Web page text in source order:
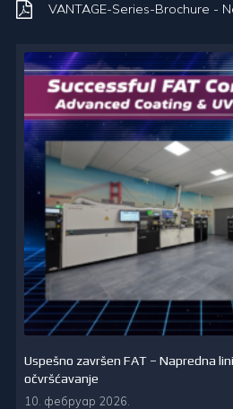
VANTAGE-Series-Brochure -
Uspešno završen FAT – Napredna
očvršćavanje
10. фебруар 2026.